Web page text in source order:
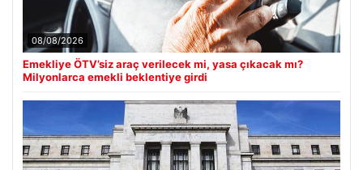
08/08/2026
Emekliye ÖTV’siz araç verilecek mi, yasa çıkacak mı?
Milyonlarca emekli beklentiye girdi